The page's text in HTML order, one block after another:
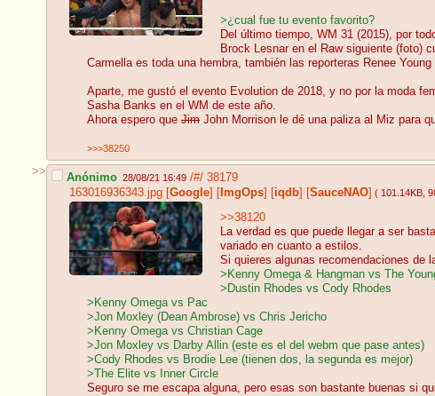
>¿cual fue tu evento favorito?
Del último tiempo, WM 31 (2015), por
Brock Lesnar en el Raw siguiente (foto)
Carmella es toda una hembra, también las reporteras Renee
Aparte, me gustó el evento Evolution de 2018, y no por la moda
Sasha Banks en el WM de este año.
Ahora espero que Jim John Morrison le dé una paliza al Miz para
>>>38250
>> Anónimo 28/08/21 16:49 /#/ 38179
163016936343.jpg [Google] [ ImgOps] [iqdb] [SauceNAO] ( 101.14KB ,
>>38120
La verdad es que puede llegar a ser
variado en cuanto a estilos.
Si quieres algunas recomendaciones de
>Kenny Omega & Hangman vs The
>Dustin Rhodes vs Cody Rhodes
>Kenny Omega vs Pac
>Jon Moxley (Dean Ambrose) vs Chris Jericho
>Kenny Omega vs Christian Cage
>Jon Moxley vs Darby Allin (este es el del webm que pase antes)
>Cody Rhodes vs Brodie Lee (tienen dos, la segunda es mejor)
>The Elite vs Inner Circle
Seguro se me escapa alguna, pero esas son bastante buenas si